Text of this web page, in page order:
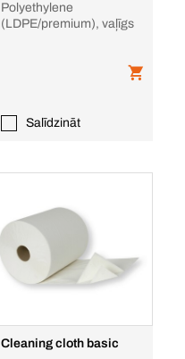
Polyethylene
(LDPE/premium), vaļīgs
Salīdzināt
Cleaning cloth basic